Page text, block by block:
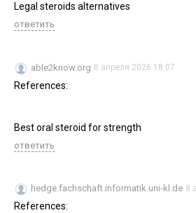
Legal steroids alternatives
ответить
able2know.org 8 апреля 2026 18:07
References:
Best oral steroid for strength
ответить
hedge.fachschaft.informatik.uni-kl.de 8
References: